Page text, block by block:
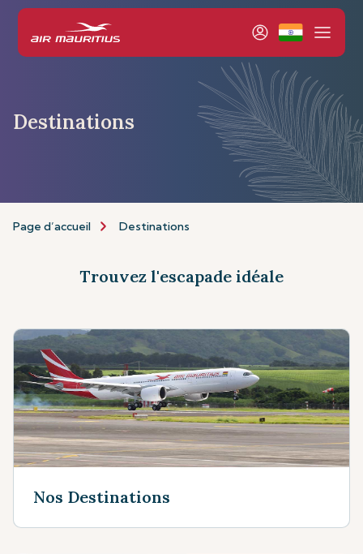
Destinations
Page d’accueil Destinations
Trouvez l'escapade idéale
Nos Destinations